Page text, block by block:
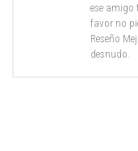
ese amigo
favor no
Reseño
desnudo.